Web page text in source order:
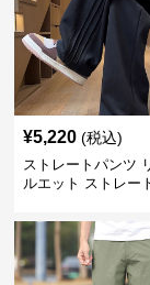
¥5,220 (税込)
ストレートパンツ
ルエット ストレー